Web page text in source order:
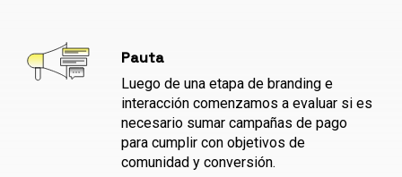
Pauta
Luego de una etapa de branding e
interacción comenzamos a evaluar si es
necesario sumar campañas de pago
para cumplir con objetivos de
comunidad y conversión.